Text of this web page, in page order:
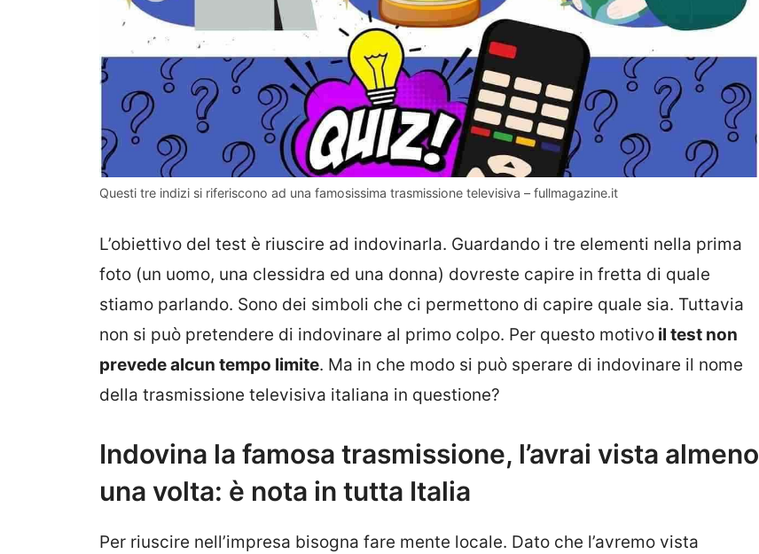
Questi tre indizi si riferiscono ad una famosissima trasmissione televisiva – fullmagazine.it
L’obiettivo del test è riuscire ad indovinarla. Guardando i tre elementi nella prima
foto (un uomo, una clessidra ed una donna) dovreste capire in fretta di quale
stiamo parlando. Sono dei simboli che ci permettono di capire quale sia. Tuttavia
non si può pretendere di indovinare al primo colpo. Per questo motivo il test non
prevede alcun tempo limite. Ma in che modo si può sperare di indovinare il nome
della trasmissione televisiva italiana in questione?
Indovina la famosa trasmissione, l’avrai vista almeno
una volta: è nota in tutta Italia
Per riuscire nell’impresa bisogna fare mente locale. Dato che l’avremo vista